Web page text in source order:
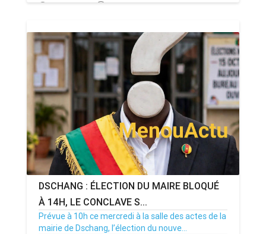
20/07/26 Par MenouActu 0
DSCHANG : ÉLECTION DU MAIRE BLOQUÉ
À 14H, LE CONCLAVE S...
Prévue à 10h ce mercredi à la salle des actes de la
mairie de Dschang, l’élection du nouve...